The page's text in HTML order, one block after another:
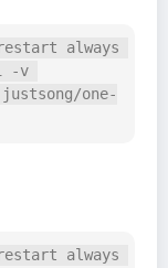
always
-v
one-
always